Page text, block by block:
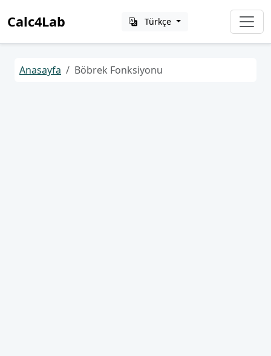
Calc4Lab Türkçe
Anasayfa Böbrek Fonksiyonu